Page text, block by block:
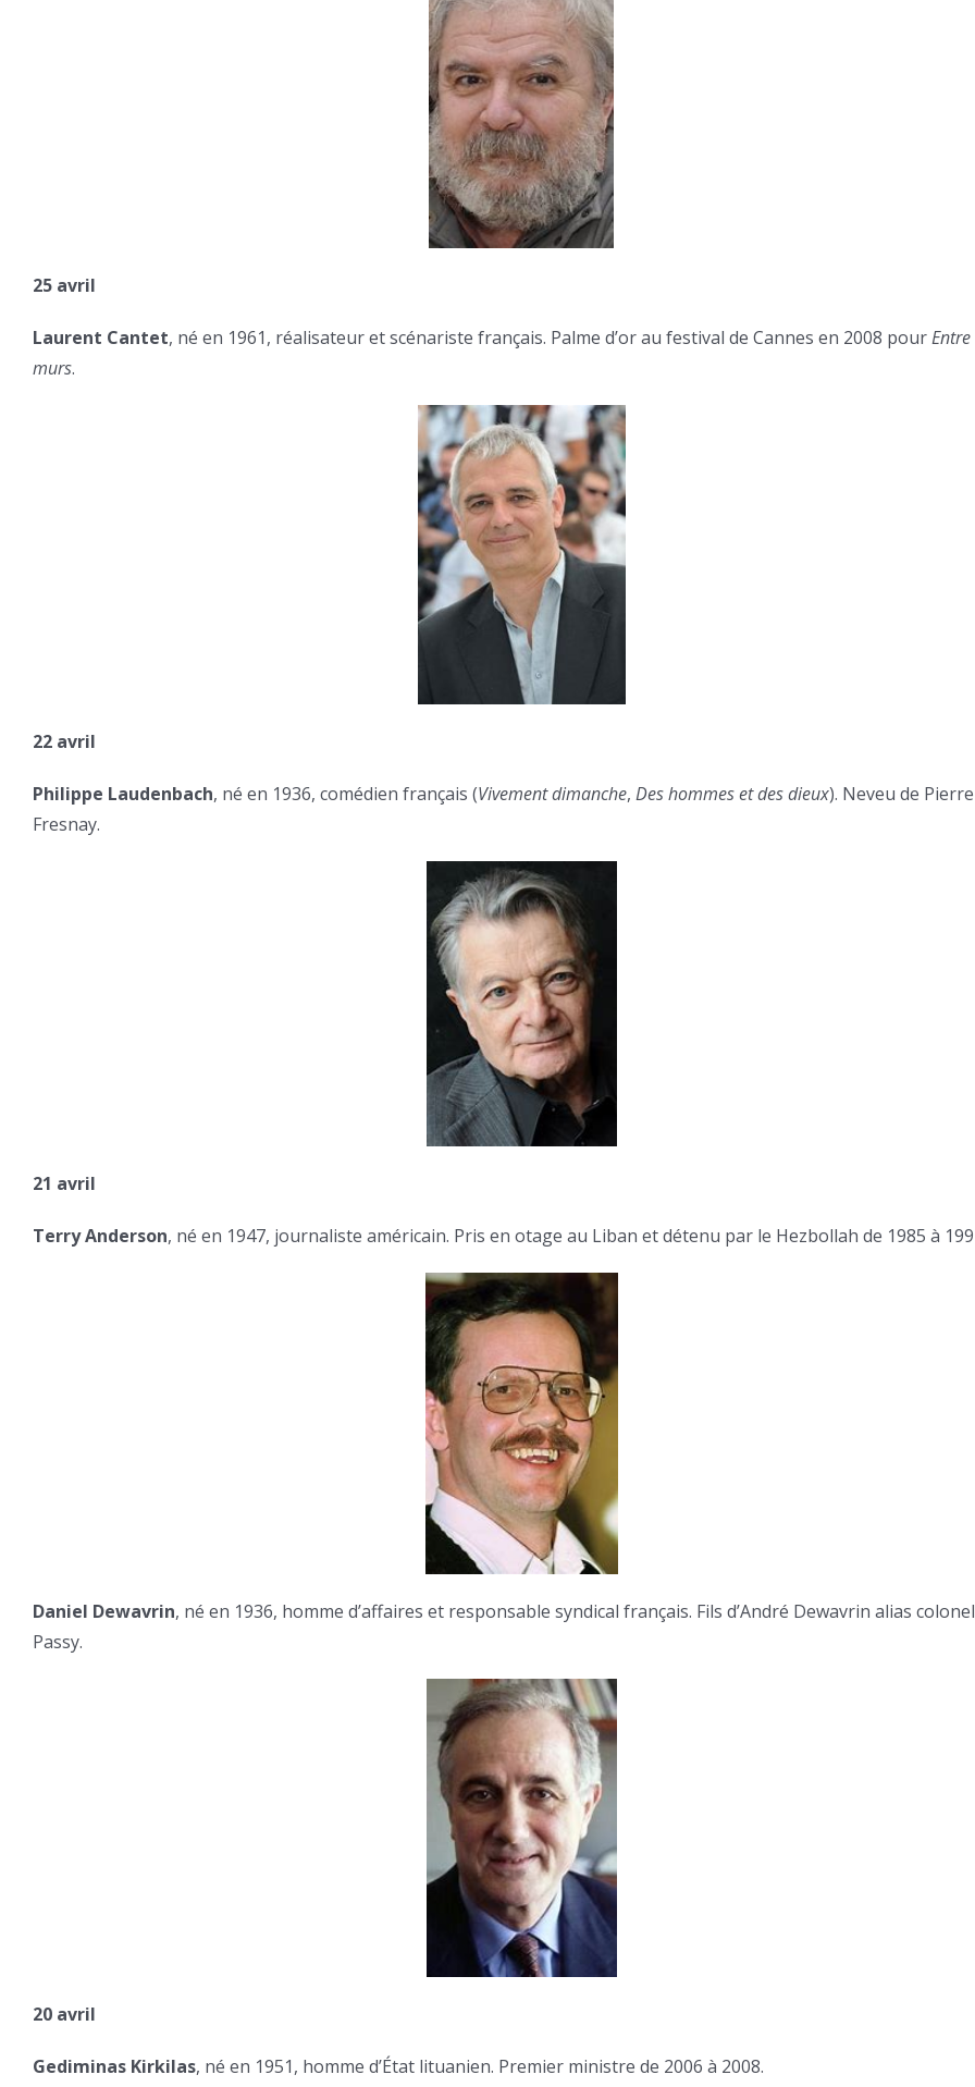
25 avril
Laurent Cantet, né en 1961, réalisateur et scénariste français. Palme d’or au festival de Cannes en 2008 pourEntre
murs.
22 avril
Philippe Laudenbach, né en 1936, comédien français (Vivement dimanche, Des hommes et des dieux). Neveu de Pierre
Fresnay.
21 avril
Terry Anderson, né en 1947, journaliste américain. Pris en otage au Liban et détenu par le Hezbollah de 1985 à
Daniel Dewavrin, né en 1936, homme d’affaires et responsable syndical français. Fils d’André Dewavrin alias colonel
Passy.
20 avril
Gediminas Kirkilas, né en 1951, homme d’État lituanien. Premier ministre de 2006 à 2008.